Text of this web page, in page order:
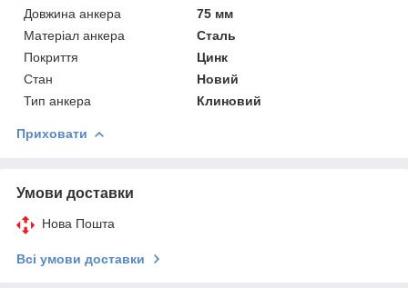
Довжина анкера
75 мм
Матеріал анкера
Сталь
Покриття
Цинк
Стан
Новий
Тип анкера
Клиновий
Приховати
Умови доставки
Нова Пошта
Всі умови доставки